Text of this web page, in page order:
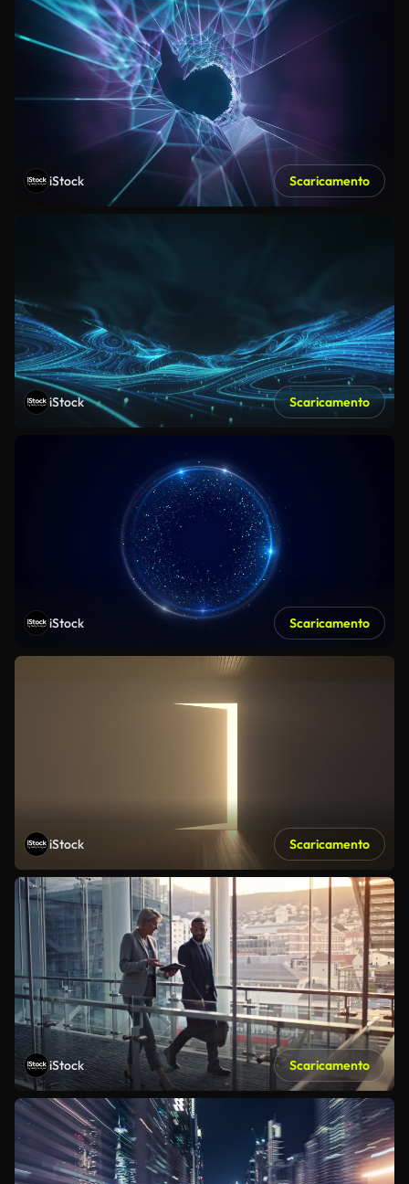
iStock Scaricamento
iStock Scaricamento
iStock Scaricamento
iStock Scaricamento
iStock Scaricamento